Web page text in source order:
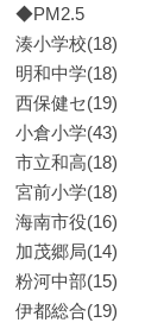
◆PM2.5
湊小学校(18)
明和中学(18)
西保健セ(19)
小倉小学(43)
市立和高(18)
宮前小学(18)
海南市役(16)
加茂郷局(14)
粉河中部(15)
伊都総合(19)